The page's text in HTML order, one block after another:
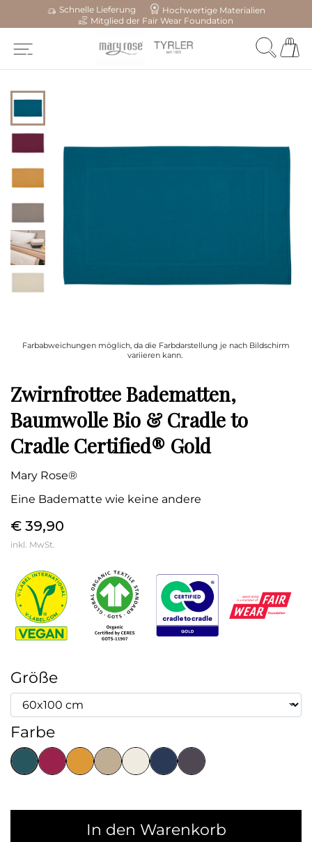
Schnelle Lieferung
Hochwertige Materialien
Mitglied der Fair Wear Foundation
Farbabweichungen möglich, da die Farbdarstellung je nach Bildschirm
variieren kann.
Zwirnfrottee Badematten,
Baumwolle Bio & Cradle to
Cradle Certified® Gold
Mary Rose®
Eine Badematte wie keine andere
€ 39,90
inkl. MwSt.
Größe
Farbe
In den Warenkorb